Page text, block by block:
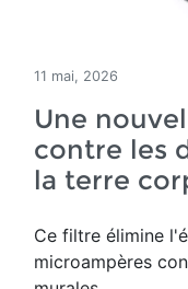
11 mai, 2026
Une
contre les
la terre
Ce filtre élimine
microampères